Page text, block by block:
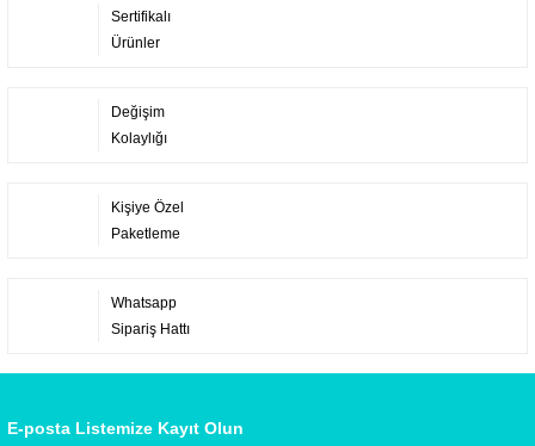
Sertifikalı
Ürünler
Değişim
Kolaylığı
Kişiye Özel
Paketleme
Whatsapp
Sipariş Hattı
E-posta Listemize Kayıt Olun